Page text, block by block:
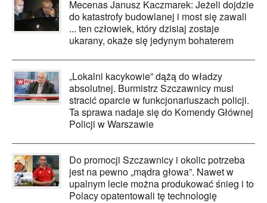
Mecenas Janusz Kaczmarek: Jeżeli dojdzie
do katastrofy budowlanej i most się zawali
... ten człowiek, który dzisiaj zostaje
ukarany, okaże się jedynym bohaterem
„Lokalni kacykowie” dążą do władzy
absolutnej. Burmistrz Szczawnicy musi
stracić oparcie w funkcjonariuszach policji.
Ta sprawa nadaje się do Komendy Głównej
Policji w Warszawie
Do promocji Szczawnicy i okolic potrzeba
jest na pewno „mądra głowa”. Nawet w
upalnym lecie można produkować śnieg i to
Polacy opatentowali tę technologię